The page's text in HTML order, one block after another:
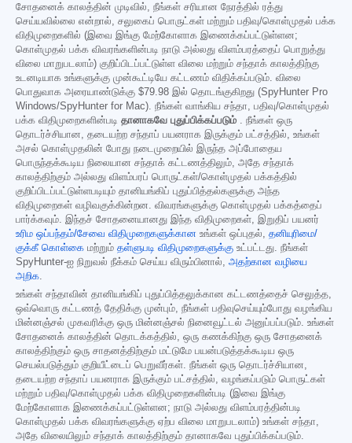
சோதனைக் காலத்தின் முடிவில், நீங்கள் சரியான நேரத்தில் ரத்து
செய்யவில்லை என்றால், சலுகைப் பொருட்கள் மற்றும் பதிவு/கொள்முதல் பக்க
விதிமுறைகளில் (இவை இங்கு மேற்கோளாக இணைக்கப்பட்டுள்ளன;
கொள்முதல் பக்க விவரங்களின்படி நாடு அல்லது விளம்பரத்தைப் பொறுத்து
விலை மாறுபடலாம்) குறிப்பிடப்பட்டுள்ள விலை மற்றும் சந்தாக் காலத்திற்கு
உடனடியாக உங்களுக்கு முன்கூட்டியே கட்டணம் விதிக்கப்படும். விலை
பொதுவாக அரையாண்டுக்கு $79.98 இல் தொடங்குகிறது (SpyHunter Pro
Windows/SpyHunter for Mac). நீங்கள் வாங்கிய சந்தா, பதிவு/கொள்முதல்
பக்க விதிமுறைகளின்படி தானாகவே புதுப்பிக்கப்படும் . நீங்கள் ஒரு
தொடர்ச்சியான, தடையற்ற சந்தாப் பயனராக இருக்கும் பட்சத்தில், உங்கள்
அசல் கொள்முதலின் போது நடைமுறையில் இருந்த அப்போதைய
பொருந்தக்கூடிய நிலையான சந்தாக் கட்டணத்திலும், அதே சந்தாக்
காலத்திற்கும் அல்லது விளம்பரப் பொருட்கள்/கொள்முதல் பக்கத்தில்
குறிப்பிடப்பட்டுள்ளபடியும் தானியங்கிப் புதுப்பித்தல்களுக்கு அந்த
விதிமுறைகள் வழிவகுக்கின்றன. விவரங்களுக்கு கொள்முதல் பக்கத்தைப்
பார்க்கவும். இந்தச் சோதனையானது இந்த விதிமுறைகள், இறுதிப் பயனர்
உரிம ஒப்பந்தம்/சேவை விதிமுறைகளுக்கான உங்கள் ஒப்புதல், தனியுரிமை/
குக்கீ கொள்கை மற்றும் தள்ளுபடி விதிமுறைகளுக்கு உட்பட்டது. நீங்கள்
SpyHunter-ஐ நிறுவல் நீக்கம் செய்ய விரும்பினால், அதற்கான வழியை
அறிக.
உங்கள் சந்தாவின் தானியங்கிப் புதுப்பித்தலுக்கான கட்டணத்தைச் செலுத்த,
ஒவ்வொரு கட்டணத் தேதிக்கு முன்பும், நீங்கள் பதிவுசெய்யும்போது வழங்கிய
மின்னஞ்சல் முகவரிக்கு ஒரு மின்னஞ்சல் நினைவூட்டல் அனுப்பப்படும். உங்கள்
சோதனைக் காலத்தின் தொடக்கத்தில், ஒரு கணக்கிற்கு ஒரு சோதனைக்
காலத்திற்கும் ஒரு சாதனத்திற்கும் மட்டுமே பயன்படுத்தக்கூடிய ஒரு
செயல்படுத்தும் குறியீட்டைப் பெறுவீர்கள். நீங்கள் ஒரு தொடர்ச்சியான,
தடையற்ற சந்தாப் பயனராக இருக்கும் பட்சத்தில், வழங்கப்படும் பொருட்கள்
மற்றும் பதிவு/கொள்முதல் பக்க விதிமுறைகளின்படி (இவை இங்கு
மேற்கோளாக இணைக்கப்பட்டுள்ளன; நாடு அல்லது விளம்பரத்தின்படி
கொள்முதல் பக்க விவரங்களுக்கு ஏற்ப விலை மாறுபடலாம்) உங்கள் சந்தா,
அதே விலையிலும் சந்தாக் காலத்திற்கும் தானாகவே புதுப்பிக்கப்படும்.